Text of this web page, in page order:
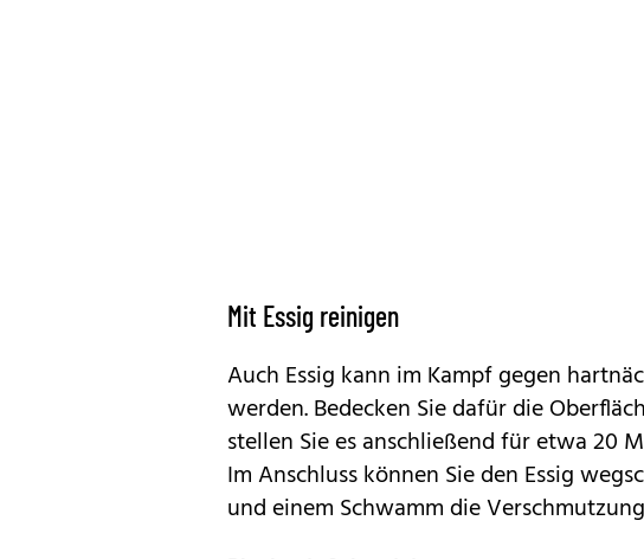
Mit Essig reinigen
Auch Essig kann im Kampf gegen
werden. Bedecken Sie dafür die
stellen Sie es anschließend für etwa 20
Im Anschluss können Sie den Essig
und einem Schwamm die